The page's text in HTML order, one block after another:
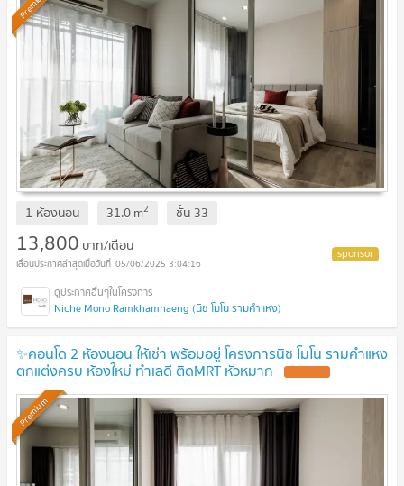
1 ห้องนอน 31.0m2 ชั้น 33
13,800 บาท/เดือน
05/06/2025 3:04:16
Niche Mono Ramkhamhaeng (นิช โมโน รามคำแหง)
✨คอนโด 2 ห้องนอน ให้เช่า พร้อมอยู่ โครงการนิช โมโน รามคำแหง
ตกแต่งครบ ห้องใหม่ ทำเลดี ติดMRT หัวหมาก
Premium